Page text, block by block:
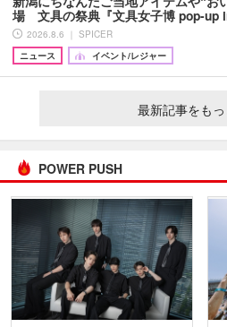
場 文具の祭典『文具女子博 pop-up
2026.8.6 ｜ SPICER
ニュース
イベント/レジャー
最新記事をも
POWER PUSH